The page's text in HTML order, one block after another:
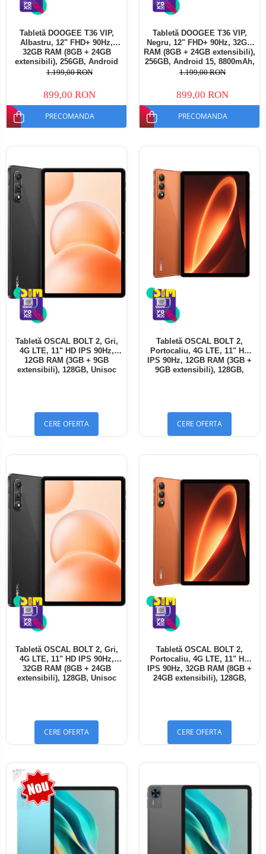
Tabletă DOOGEE T36 VIP,
Albastru, 12" FHD+ 90Hz,
32GB RAM (8GB + 24GB
extensibili), 256GB, Android
15, 8800mAh, Dual SIM
1.199,00 RON
899,00 RON
PRECOMANDA
Tabletă DOOGEE T36 VIP,
Negru, 12" FHD+ 90Hz, 32GB
RAM (8GB + 24GB extensibili),
256GB, Android 15, 8800mAh,
Dual SIM
1.199,00 RON
899,00 RON
PRECOMANDA
Tabletă OSCAL BOLT 2, Gri,
4G LTE, 11" HD IPS 90Hz,
12GB RAM (3GB + 9GB
extensibili), 128GB, Unisoc
CERE OFERTA
Tabletă OSCAL BOLT 2,
Portocaliu, 4G LTE, 11" HD
IPS 90Hz, 12GB RAM (3GB +
9GB extensibili), 128GB,
CERE OFERTA
Tabletă OSCAL BOLT 2, Gri,
4G LTE, 11" HD IPS 90Hz,
32GB RAM (8GB + 24GB
extensibili), 128GB, Unisoc
CERE OFERTA
Tabletă OSCAL BOLT 2,
Portocaliu, 4G LTE, 11" HD
IPS 90Hz, 32GB RAM (8GB +
24GB extensibili), 128GB,
CERE OFERTA
-13%